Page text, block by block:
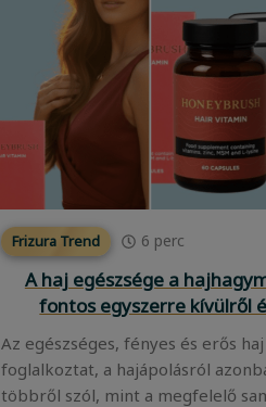
Frizura Trend 6 perc
A haj egészsége a
fontos egyszerre kívülről
Az egészséges, fényes és erős
foglalkoztat, a hajápolásról
többről szól, mint a megfelelő